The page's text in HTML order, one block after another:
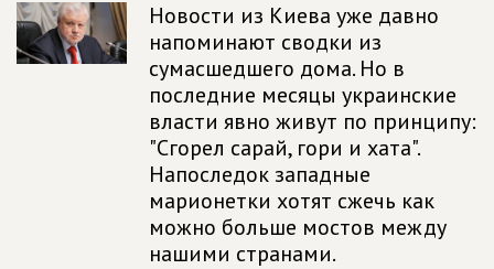
Новости из Киева уже давно
напоминают сводки из
сумасшедшего дома. Но в
последние месяцы украинские
власти явно живут по принципу:
"Сгорел сарай, гори и хата".
Напоследок западные
марионетки хотят сжечь как
можно больше мостов между
нашими странами.